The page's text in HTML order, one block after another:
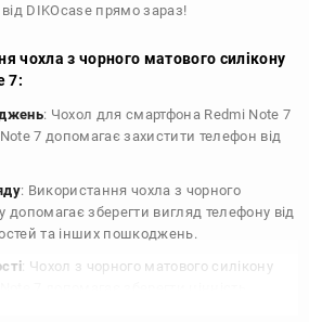
DIKOcase прямо зараз!
чохла з чорного матового силікону
7:
: Чохол для смартфона Redmi Note 7
7 допомагає захистити телефон від
: Використання чохла з чорного
допомагає зберегти вигляд телефону від
та інших пошкоджень.
: Чохол з чорного матового силікону